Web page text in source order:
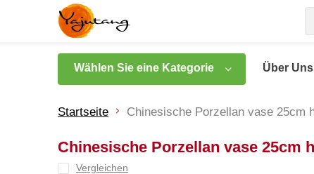
Wählen Sie eine Kategorie Über Uns
Startseite Chinesische Porzellan vase 25cm
Chinesische Porzellan vase 25cm
Vergleichen